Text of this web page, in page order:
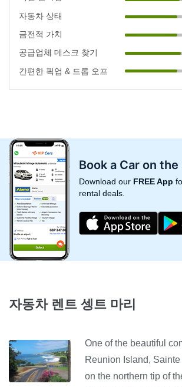
자동차 상태
금전적 가치
공급업체 데스크 찾기
간편한 픽업 & 드롭 오프
Book a Car on the
Download our FREE App
rental deals.
자동차 렌트 셍트 마리
One of the beautiful
Reunion Island,
on the northern tip of